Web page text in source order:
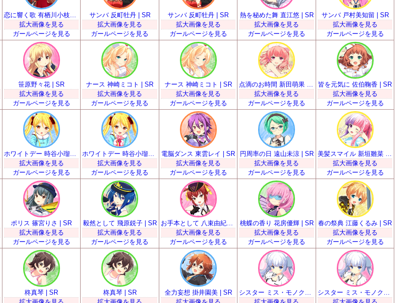
恋に響く歌 有栖川小枝子 | SR
拡大画像を見る
ガールページを見る
サンバ 反町牡丹 | SR
拡大画像を見る
ガールページを見る
サンバ 反町牡丹 | SR
拡大画像を見る
ガールページを見る
熱を秘めた舞 直江悠 | SR
拡大画像を見る
ガールページを見る
サンバ 戸村美知留 | SR
拡大画像を見る
ガールページを見る
笹原野々花 | SR
拡大画像を見る
ガールページを見る
ナース 神崎ミコト | SR
拡大画像を見る
ガールページを見る
ナース 神崎ミコト | SR
拡大画像を見る
ガールページを見る
点滴のお時間 新田萌果 | SR
拡大画像を見る
ガールページを見る
皆を元気に 佐伯鞠香 | SR
拡大画像を見る
ガールページを見る
ホワイトデー 時谷小瑠璃 | SR
拡大画像を見る
ガールページを見る
ホワイトデー 時谷小瑠璃 | SR
拡大画像を見る
ガールページを見る
電脳ダンス 東雲レイ | SR
拡大画像を見る
ガールページを見る
円周率の日 遠山未涼 | SR
拡大画像を見る
ガールページを見る
美髪スマイル 新垣雛菜 | SR
拡大画像を見る
ガールページを見る
ポリス 篠宮りさ | SR
拡大画像を見る
ガールページを見る
毅然として 飛原鋭子 | SR
拡大画像を見る
ガールページを見る
お手本として 八束由紀恵 | SR
拡大画像を見る
ガールページを見る
桃蝶の香り 花房優輝 | SR
拡大画像を見る
ガールページを見る
春の祭典 江藤くるみ | SR
拡大画像を見る
ガールページを見る
柊真琴 | SR
柊真琴 | SR
全力妄想 掛井園美 | SR
シスター ミス・モノクローム | SR
シスター ミス・モノクローム | SR